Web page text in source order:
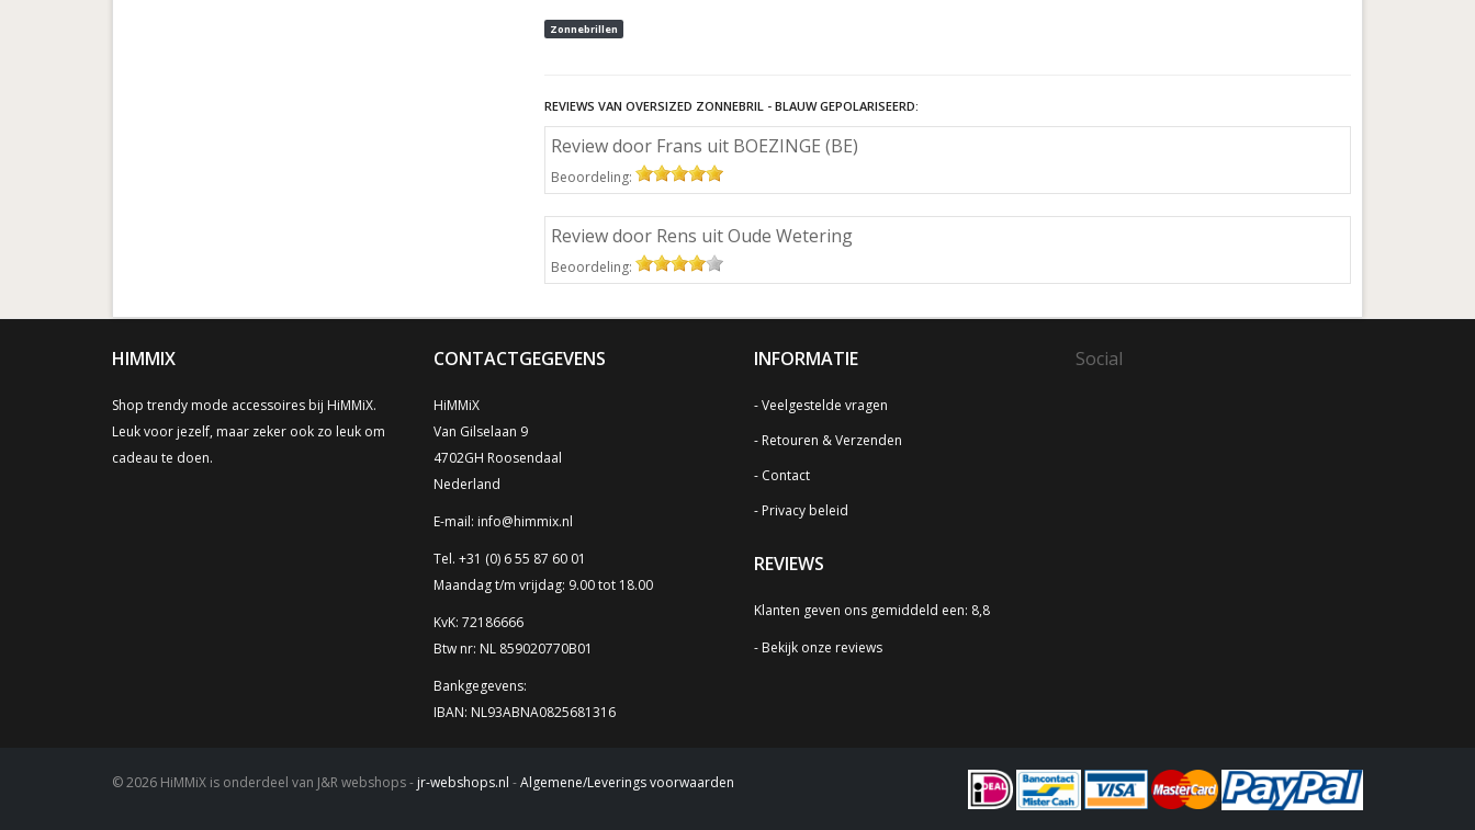
Zonnebrillen
REVIEWS VAN OVERSIZED ZONNEBRIL - BLAUW GEPOLARISEERD:
Review door Frans uit BOEZINGE (BE)
Beoordeling:
Review door Rens uit Oude Wetering
Beoordeling:
HIMMIX
Shop trendy mode accessoires bij HiMMiX.
Leuk voor jezelf, maar zeker ook zo leuk om
cadeau te doen.
CONTACTGEGEVENS
HiMMiX
Van Gilselaan 9
4702GH Roosendaal
Nederland
E-mail: info@himmix.nl
Tel. +31 (0) 6 55 87 60 01
Maandag t/m vrijdag: 9.00 tot 18.00
KvK: 72186666
Btw nr: NL 859020770B01
Bankgegevens:
IBAN: NL93ABNA0825681316
INFORMATIE
Veelgestelde vragen
Retouren & Verzenden
Contact
Privacy beleid
REVIEWS
Klanten geven ons gemiddeld een: 8,8
Bekijk onze reviews
Social
© 2026 HiMMiX is onderdeel van J&R webshops - jr-webshops.nl -Algemene/Leverings voorwaarden